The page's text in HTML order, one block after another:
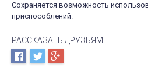
Сохраняется возможность
приспособлений.
РАССКАЗАТЬ ДРУЗЬЯМ!